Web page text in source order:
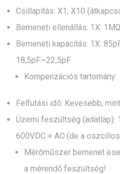
Csillapítás: X1; X10
Bemeneti ellenállás: 1X:
Bemeneti kapacitás: 1X:
18,5pF~22,5pF
Kompenzációs tartomány:
Felfutási idő: Kevesebb,
Üzemi feszültség (adatlap):
600VDC + AC (de a
Mérőműszer bemenet
a mérendő feszültség!